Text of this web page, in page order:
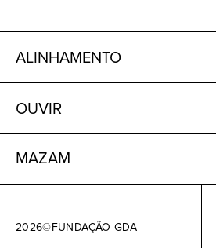
ALINHAMENTO
OUVIR
MAZAM
2026©FUNDAÇÃO GDA